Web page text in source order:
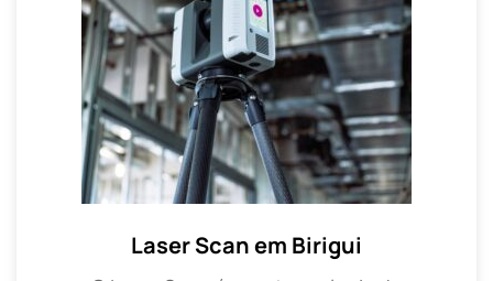
Laser Scan em Birigui